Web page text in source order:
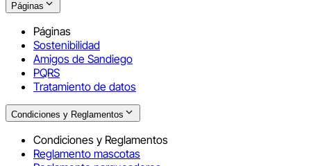
Páginas
Páginas
Sostenibilidad
Amigos de Sandiego
PQRS
Tratamiento de datos
Condiciones y Reglamentos
Condiciones y Reglamentos
Reglamento mascotas